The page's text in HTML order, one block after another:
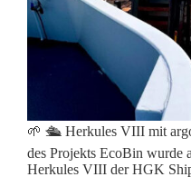
🌱 🛳️ Herkules VIII mit
des Projekts EcoBin wurde
Herkules VIII der HGK